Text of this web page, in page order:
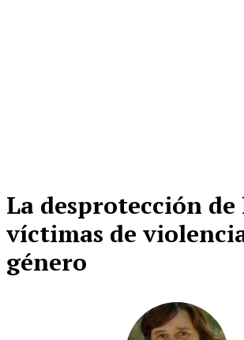
La desprotección de
víctimas de
género